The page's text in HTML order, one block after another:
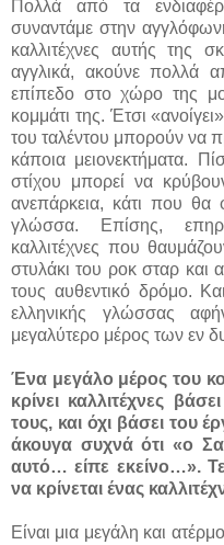
Πολλά από τα
συναντάμε στην
καλλιτέχνες αυτής της
αγγλικά, ακούνε πολλά
επίπεδο στο χώρο της
κομμάτι της. Έτσι
του ταλέντου μπορούν να
κάποια μειονεκτήματα.
στίχου μπορεί να
ανεπάρκεια, κάτι που θα
γλώσσα. Επίσης,
καλλιτέχνες που
στυλάκι του ροκ σταρ
τους αυθεντικό δρόμο.
ελληνικής γλώσσας
μεγαλύτερο μέρος των εν
Ένα μεγάλο μέρος του
κρίνει καλλιτέχνες
τους, και όχι βάσει του
άκουγα συχνά ότι «ο
αυτό… είπε εκείνο…».
να κρίνεται ένας
Είναι μια μεγάλη και